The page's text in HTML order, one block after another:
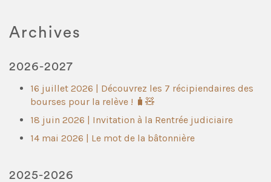
Archives
2026-2027
16 juillet 2026 | Découvrez les 7 récipiendaires des
bourses pour la relève ! 🧳🧸
18 juin 2026 | Invitation à la Rentrée judiciaire
14 mai 2026 | Le mot de la bâtonnière
2025-2026